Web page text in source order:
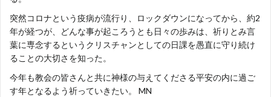
突然コロナという疫病が流行り、ロックダウンになってから、約2
年が経つが、どんな事が起ころうとも日々の歩みは、祈りとみ言
葉に専念するというクリスチャンとしての日課を愚直に守り続け
ることの大切さを知った。
今年も教会の皆さんと共に神様の与えてくださる平安の内に過ご
す年となるよう祈っていきたい。 MN